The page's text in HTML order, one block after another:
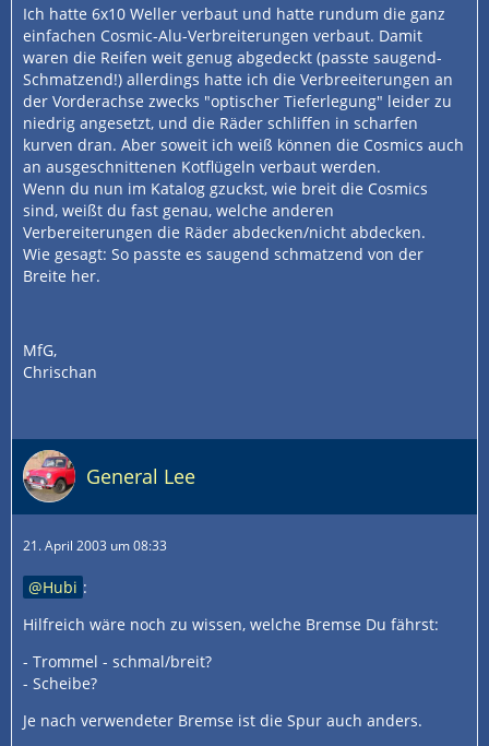
Ich hatte 6x10 Weller verbaut und hatte rundum die ganz
einfachen Cosmic-Alu-Verbreiterungen verbaut. Damit
waren die Reifen weit genug abgedeckt (passte saugend-
Schmatzend!) allerdings hatte ich die Verbreeiterungen an
der Vorderachse zwecks "optischer Tieferlegung" leider zu
niedrig angesetzt, und die Räder schliffen in scharfen
kurven dran. Aber soweit ich weiß können die Cosmics auch
an ausgeschnittenen Kotflügeln verbaut werden.
Wenn du nun im Katalog gzuckst, wie breit die Cosmics
sind, weißt du fast genau, welche anderen
Verbereiterungen die Räder abdecken/nicht abdecken.
Wie gesagt: So passte es saugend schmatzend von der
Breite her.
MfG,
Chrischan
General Lee
21. April 2003 um 08:33
Hubi :
Hilfreich wäre noch zu wissen, welche Bremse Du fährst:
- Trommel - schmal/breit?
- Scheibe?
Je nach verwendeter Bremse ist die Spur auch anders.